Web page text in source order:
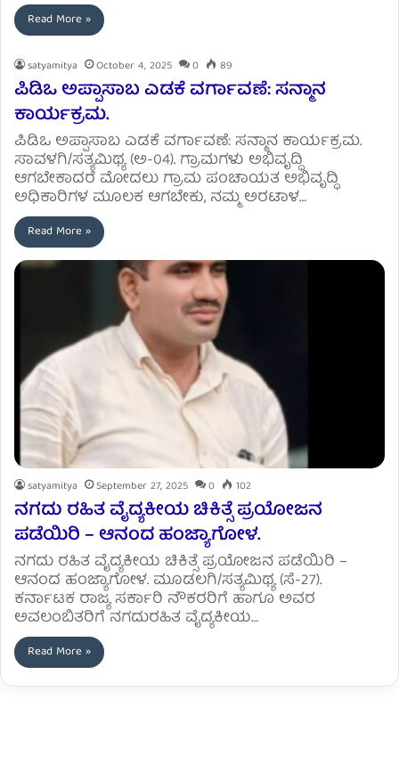
Read More »
satyamitya October 4, 2025 0 89
ಪಿಡಿಒ ಅಪ್ಪಾಸಾಬ ಎಡಕೆ ವರ್ಗಾವಣೆ: ಸನ್ಮಾನ
ಕಾರ್ಯಕ್ರಮ.
ಪಿಡಿಒ ಅಪ್ಪಾಸಾಬ ಎಡಕೆ ವರ್ಗಾವಣೆ: ಸನ್ಮಾನ ಕಾರ್ಯಕ್ರಮ.
ಸಾವಳಗಿ/ಸತ್ಯಮಿಥ್ಯ (ಅ-04). ಗ್ರಾಮಗಳು ಅಭಿವೃದ್ಧಿ
ಆಗಬೇಕಾದರೆ ಮೋದಲು ಗ್ರಾಮ ಪಂಚಾಯತ ಅಭಿವೃದ್ಧಿ
ಅಧಿಕಾರಿಗಳ ಮೂಲಕ ಆಗಬೇಕು, ನಮ್ಮ ಅರಟಾಳ…
Read More »
satyamitya September 27, 2025 0 102
ನಗದು ರಹಿತ ವೈದ್ಯಕೀಯ ಚಿಕಿತ್ಸೆ ಪ್ರಯೋಜನ
ಪಡೆಯಿರಿ – ಆನಂದ ಹಂಜ್ಯಾಗೋಳ.
ನಗದು ರಹಿತ ವೈದ್ಯಕೀಯ ಚಿಕಿತ್ಸೆ ಪ್ರಯೋಜನ ಪಡೆಯಿರಿ –
ಆನಂದ ಹಂಜ್ಯಾಗೋಳ. ಮೂಡಲಗಿ/ಸತ್ಯಮಿಥ್ಯ (ಸೆ-27).
ಕರ್ನಾಟಕ ರಾಜ್ಯ ಸರ್ಕಾರಿ ನೌಕರರಿಗೆ ಹಾಗೂ ಅವರ
ಅವಲಂಬಿತರಿಗೆ ನಗದುರಹಿತ ವೈದ್ಯಕೀಯ…
Read More »